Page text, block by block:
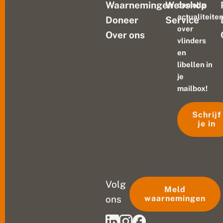
Waarnemingen
Doneer
Over ons
Webshop
Service
dan alle
actualiteiten
over
vlinders
en
libellen in
je
mailbox!
Schrijf
je in
Volg
ons
Meld
waarnemingen